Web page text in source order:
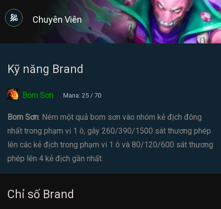
Chuyên Viên
Kỹ năng Brand
Bom Sơn Mana: 25 / 70
Bom Sơn: Ném một quả bom sơn vào nhóm kẻ địch đông
nhất trong phạm vi 1 ô, gây 260/390/1500 sát thương phép
lên các kẻ địch trong phạm vi 1 ô và 80/120/600 sát thương
phép lên 4 kẻ địch gần nhất.
Chỉ số Brand